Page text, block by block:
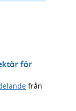
för
från